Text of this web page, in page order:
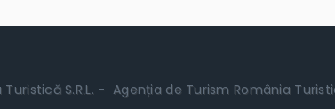
Turistică S.R.L. - Agenția de Turism România